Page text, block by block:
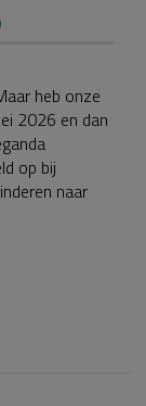
heb onze
2026 en dan
op bij
naar